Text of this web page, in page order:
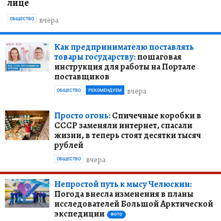
лице
вчера
ОБЩЕСТВО
Как предпринимателю поставлять
товары государству:пошаговая
инструкция для работы на Портале
поставщиков
вчера
ОБЩЕСТВО РЕКОМЕНДУЕМ
Просто огонь:Спичечные коробки в
СССР заменяли интернет, спасали
жизни, в теперь стоят десятки тысяч
рублей
вчера
ОБЩЕСТВО
Непростой путь к мысу Челюскин:
Погода внесла изменения в планы
исследователей Большой Арктической
экспедиции
ФОТО